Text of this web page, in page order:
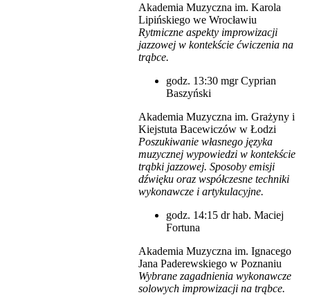
Akademia Muzyczna im. Karola
Lipińskiego we Wrocławiu
Rytmiczne aspekty improwizacji
jazzowej w kontekście ćwiczenia na
trąbce.
godz. 13:30 mgr Cyprian
Baszyński
Akademia Muzyczna im. Grażyny i
Kiejstuta Bacewiczów w Łodzi
Poszukiwanie własnego języka
muzycznej wypowiedzi w kontekście
trąbki jazzowej. Sposoby emisji
dźwięku oraz współczesne techniki
wykonawcze i artykulacyjne.
godz. 14:15 dr hab. Maciej
Fortuna
Akademia Muzyczna im. Ignacego
Jana Paderewskiego w Poznaniu
Wybrane zagadnienia wykonawcze
solowych improwizacji na trąbce.